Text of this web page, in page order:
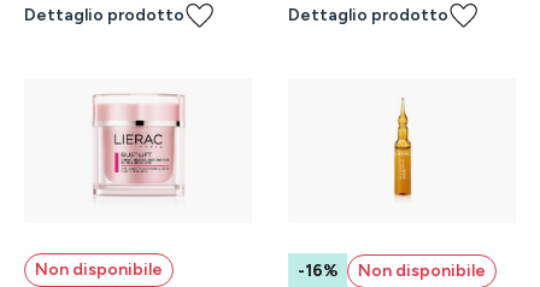
Dettaglio prodotto Dettaglio prodotto
Non disponibile
-16%
Non disponibile